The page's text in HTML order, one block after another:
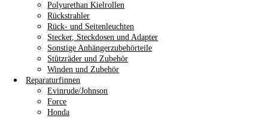
Polyurethan Kielrollen
Rückstrahler
Rück- und Seitenleuchten
Stecker, Steckdosen und Adapter
Sonstige Anhängerzubehörteile
Stützräder und Zubehör
Winden und Zubehör
Reparaturfinnen
Evinrude/Johnson
Force
Honda